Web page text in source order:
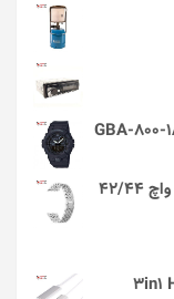
بند طرح Diamond کد i1012 مناسب برای اپل واچ 42/44